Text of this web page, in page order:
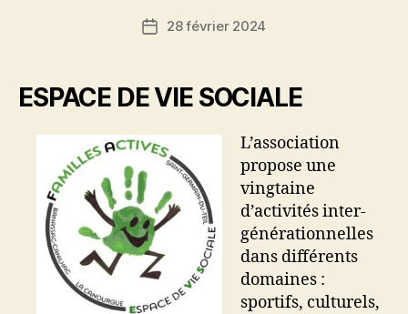
Date28 février 2024
ESPACE DE VIE SOCIALE
L’association
propose une
vingtaine
d’activités inter-
générationnelles
dans différents
domaines :
sportifs, culturels,